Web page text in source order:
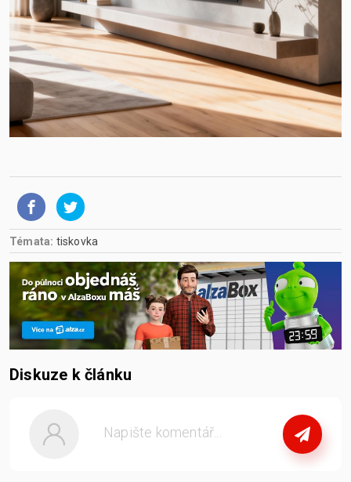
Témata: tiskovka
Diskuze k článku